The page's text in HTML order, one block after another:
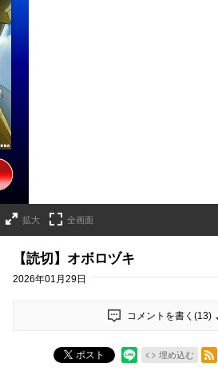
拡大 全画面
【読切】オボロヅキ
2026年01月29日
コメントを書く(13)
ポスト 埋め込む
RSSフィード